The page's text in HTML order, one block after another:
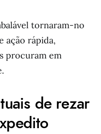
tornaram-no
ação rápida,
procuram em
de rezar